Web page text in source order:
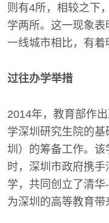
则有4所，相较之下
学两所。这一现象
一线城市相比，有着
过往办学举措
2014年，教育部作
学深圳研究生院的
圳）的筹备工作。该
时，深圳市政府携
学，共同创立了清
为深圳的高等教育带